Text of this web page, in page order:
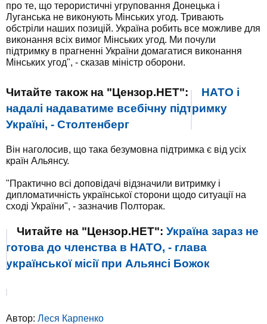
про те, що терористичні угруповання Донецька і
Луганська не виконують Мінських угод. Тривають
обстріли наших позицій. Україна робить все можливе для
виконання всіх вимог Мінських угод. Ми почули
підтримку в прагненні України домагатися виконання
Мінських угод", - сказав міністр оборони.
Читайте також на "Цензор.НЕТ":
НАТО і
надалі надаватиме всебічну підтримку
Україні, - Столтенберг
Він наголосив, що така безумовна підтримка є від усіх
країн Альянсу.
"Практично всі доповідачі відзначили витримку і
дипломатичність української сторони щодо ситуації на
сході України", - зазначив Полторак.
Читайте на "Цензор.НЕТ": Україна зараз не
готова до членства в НАТО, - глава
української місії при Альянсі Божок
Автор: Леся Карпенко